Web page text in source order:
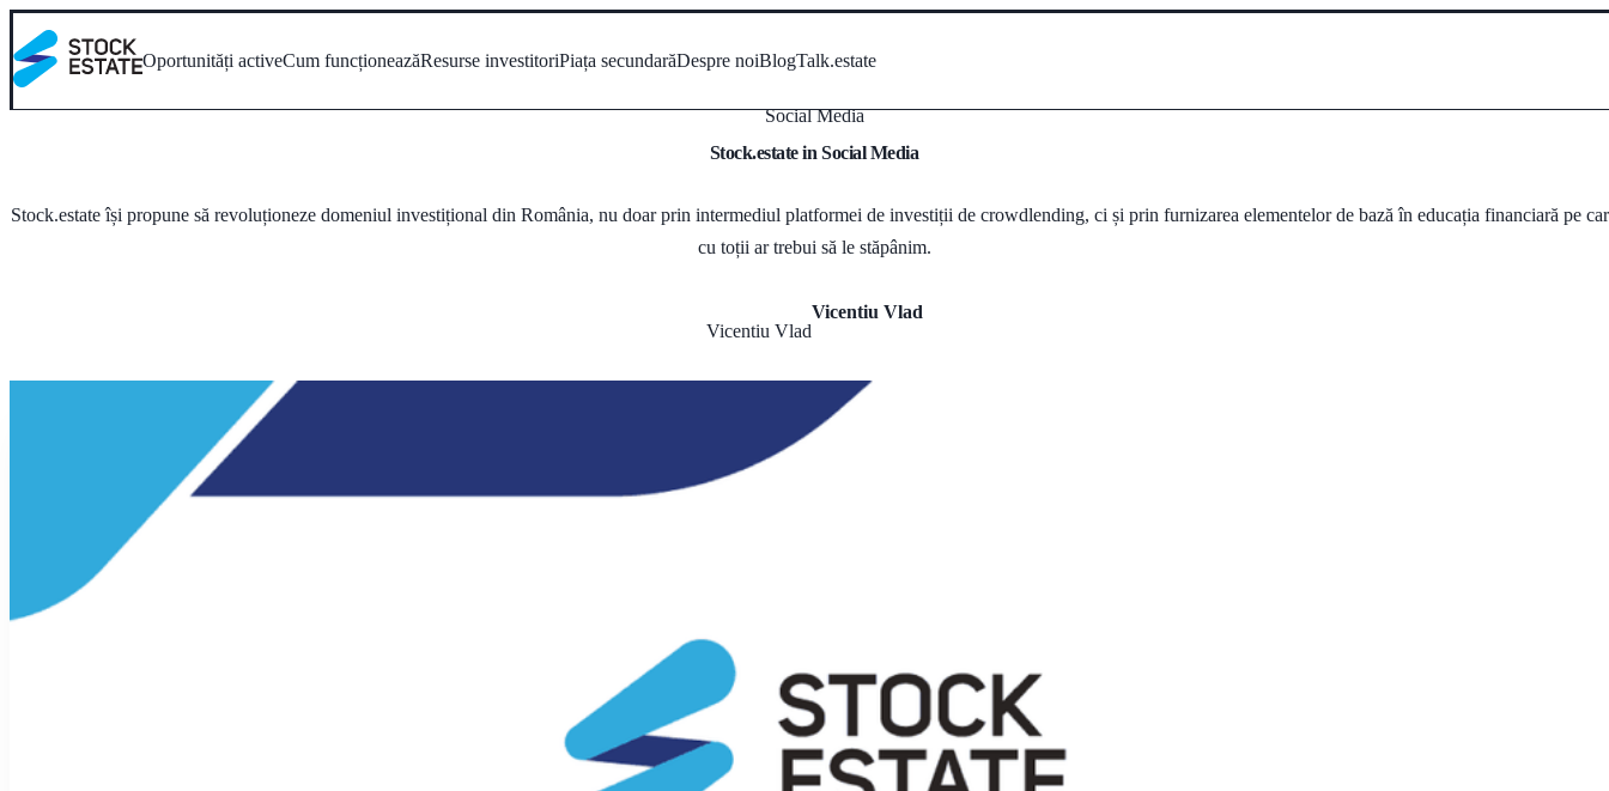
Oportunități activeCum funcționeazăResurse investitoriPiața secundarăDespre noiBlogTalk.estate
Social Media
Stock.estate in Social Media
Stock.estate își propune să revoluționeze domeniul investițional din România, nu doar prin intermediul platformei de investiții de crowdlending, ci și prin furnizarea elementelor de bază în educația financiară pe
cu toții ar trebui să le stăpânim.
Vicentiu Vlad
Vicentiu Vlad